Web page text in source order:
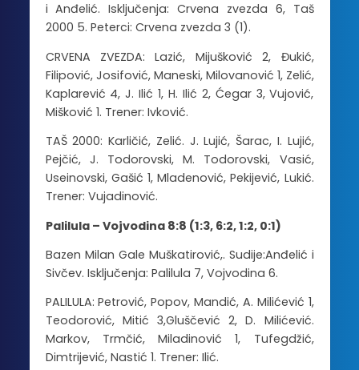
i Anđelić. Isključenja: Crvena zvezda 6, Taš
2000 5. Peterci: Crvena zvezda 3 (1).
CRVENA ZVEZDA: Lazić, Mijušković 2, Đukić,
Filipović, Josifović, Maneski, Milovanović 1, Zelić,
Kaplarević 4, J. Ilić 1, H. Ilić 2, Ćegar 3, Vujović,
Mišković 1. Trener: Ivković.
TAŠ 2000: Karličić, Zelić. J. Lujić, Šarac, I. Lujić,
Pejčić, J. Todorovski, M. Todorovski, Vasić,
Useinovski, Gašić 1, Mladenović, Pekijević, Lukić.
Trener: Vujadinović.
Palilula – Vojvodina 8:8 (1:3, 6:2, 1:2, 0:1)
Bazen Milan Gale Muškatirović,. Sudije:Anđelić i
Sivčev. Isključenja: Palilula 7, Vojvodina 6.
PALILULA: Petrović, Popov, Mandić, A. Milićević 1,
Teodorović, Mitić 3,Gluščević 2, D. Milićević.
Markov, Trmčić, Miladinović 1, Tufegdžić,
Dimtrijević, Nastić 1. Trener: Ilić.